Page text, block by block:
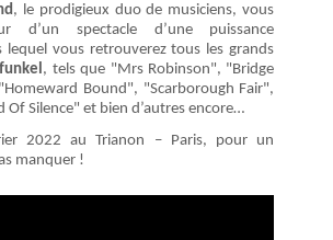
, le prodigieux duo de musiciens, vous
d’un spectacle d’une puissance
lequel vous retrouverez tous les grands
, tels que "Mrs Robinson", "Bridge
Bound", "Scarborough Fair",
Of Silence" et bien d’autres encore…
2022 au Trianon – Paris, pour un
manquer !